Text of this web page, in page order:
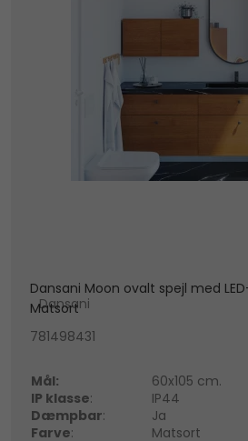
Dansani Moon ovalt spejl med
Matsort
Dansani
781498431
Mål:
60x105 cm.
IP klasse:
IP44
Dæmpbar:
Ja
Farve:
Matsort